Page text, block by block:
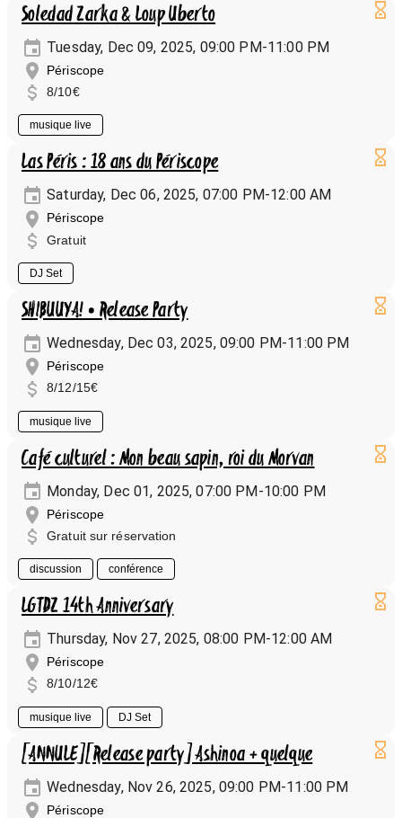
Soledad Zarka & Loup Uberto
Tuesday, Dec 09, 2025, 09:00 PM-11:00 PM
Périscope
8/10€
musique live
Las Péris : 18 ans du Périscope
Saturday, Dec 06, 2025, 07:00 PM-12:00 AM
Périscope
Gratuit
DJ Set
SHIBUUYA! • Release Party
Wednesday, Dec 03, 2025, 09:00 PM-11:00 PM
Périscope
8/12/15€
musique live
Café culturel : Mon beau sapin, roi du Morvan
Monday, Dec 01, 2025, 07:00 PM-10:00 PM
Périscope
Gratuit sur réservation
discussion conférence
LGTDZ 14th Anniversary
Thursday, Nov 27, 2025, 08:00 PM-12:00 AM
Périscope
8/10/12€
musique live DJ Set
[ANNULE][Release party] Ashinoa + quelque
Wednesday, Nov 26, 2025, 09:00 PM-11:00 PM
Périscope